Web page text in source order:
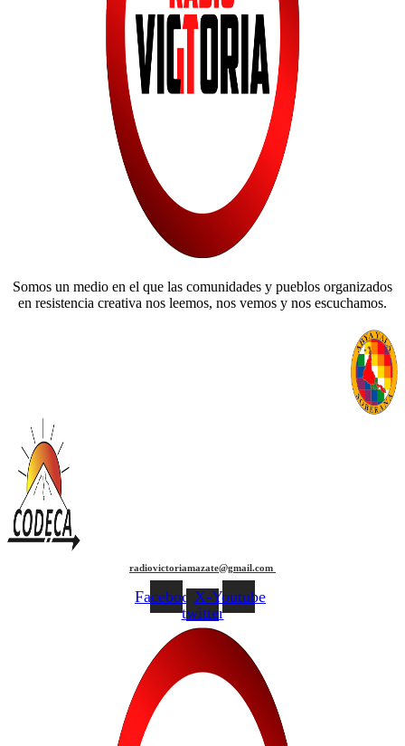
Somos un medio en el que las comunidades y pueblos organizados
en resistencia creativa nos leemos, nos vemos y nos escuchamos.
radiovictoriamazate@gmail.com
FacebookX-
twitter
Youtube